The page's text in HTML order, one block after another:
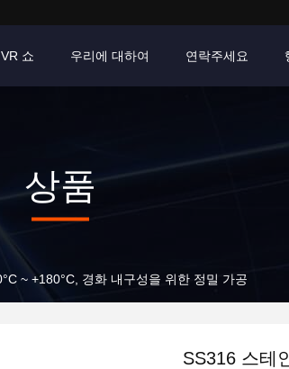
VR 쇼 우리에 대하여 연락주세요
상품
~ +180°C, 경화 내구성을 위한 정밀 가공
SS316 스테